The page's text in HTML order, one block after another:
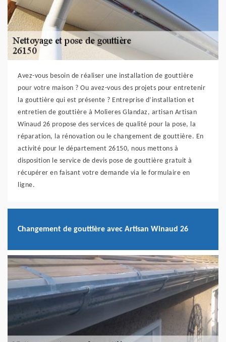
Avez-vous besoin de réaliser une installation de gouttière
pour votre maison ? Ou avez-vous des projets pour entretenir
la gouttière qui est présente ? Entreprise d’installation et
entretien de gouttière à Molieres Glandaz, artisan Artisan
Winaud 26 propose des services de qualité pour la pose, la
réparation, la rénovation ou le changement de gouttière. En
activité pour le département 26150, nous mettons à
disposition le service de devis pose de gouttière gratuit à
récupérer en faisant votre demande via le formulaire en
ligne.
Changement de gouttière avec Artisan Winaud 26